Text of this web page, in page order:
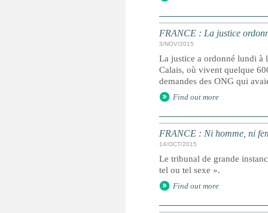
FRANCE : La justice
3/NOV/2015
La justice a ordonné lundi à
Calais, où vivent quelque
demandes des ONG qui
Find out more
FRANCE : Ni homme, ni
14/OCT/2015
Le tribunal de grande
tel ou tel sexe ».
Find out more